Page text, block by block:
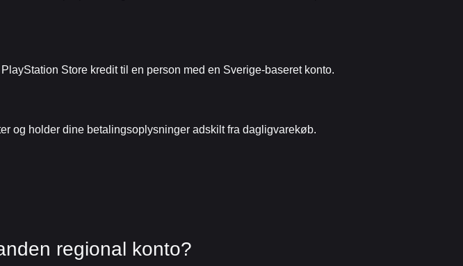
Store kredit til en person med en Sverige-baseret konto.
og holder dine betalingsoplysninger adskilt fra dagligvarekøb.
regional konto?